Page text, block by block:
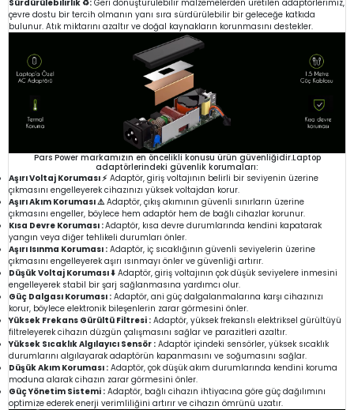
Sürdürülebilirlik ♻️: Geri dönüştürülebilir malzemelerden üretilen adaptörlerimiz,
çevre dostu bir tercih olmanın yanı sıra sürdürülebilir bir geleceğe katkıda
bulunur. Atık miktarını azaltır ve doğal kaynakların korunmasını destekler.
Pars Power markamızın en öncelikli konusu ürün güvenliğidir.Laptop
adaptörlerindeki güvenlik korumaları:
Aşırı Voltaj Koruması ⚡ Adaptör, giriş voltajının belirli bir seviyenin üzerine
çıkmasını engelleyerek cihazınızı yüksek voltajdan korur.
Aşırı Akım Koruması ⚠️Adaptör, çıkış akımının güvenli sınırların üzerine
çıkmasını engeller, böylece hem adaptör hem de bağlı cihazlar korunur.
Kısa Devre Koruması :Adaptör, kısa devre durumlarında kendini kapatarak
yangın veya diğer tehlikeli durumları önler.
Aşırı Isınma Koruması : Adaptör, iç sıcaklığının güvenli seviyelerin üzerine
çıkmasını engelleyerek aşırı ısınmayı önler ve güvenliği artırır.
Düşük Voltaj Koruması ⬇️ Adaptör, giriş voltajının çok düşük seviyelere inmesini
engelleyerek stabil bir şarj sağlanmasına yardımcı olur.
Güç Dalgası Koruması : Adaptör, ani güç dalgalanmalarına karşı cihazınızı
korur, böylece elektronik bileşenlerin zarar görmesini önler.
Yüksek Frekans Gürültü Filtresi : Adaptör, yüksek frekanslı elektriksel gürültüyü
filtreleyerek cihazın düzgün çalışmasını sağlar ve parazitleri azaltır.
Yüksek Sıcaklık Algılayıcı Sensör : Adaptör içindeki sensörler, yüksek sıcaklık
durumlarını algılayarak adaptörün kapanmasını ve soğumasını sağlar.
Düşük Akım Koruması : Adaptör, çok düşük akım durumlarında kendini koruma
moduna alarak cihazın zarar görmesini önler.
Güç Yönetim Sistemi : Adaptör, bağlı cihazın ihtiyacına göre güç dağılımını
optimize ederek enerji verimliliğini artırır ve cihazın ömrünü uzatır.